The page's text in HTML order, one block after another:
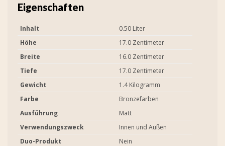
Eigenschaften
Inhalt
0.50 Liter
Höhe
17.0 Zentimeter
Breite
16.0 Zentimeter
Tiefe
17.0 Zentimeter
Gewicht
1.4 Kilogramm
Farbe
Bronzefarben
Ausführung
Matt
Verwendungszweck
Innen und Außen
Duo-Produkt
Nein